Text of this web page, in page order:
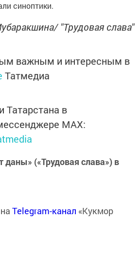
синоптики.
"Трудовая слава"
важным и интересным в
Татмедиа
Татарстана в
MАХ:
даны» («Трудовая слава») в
Telegram-канал «Кукмор